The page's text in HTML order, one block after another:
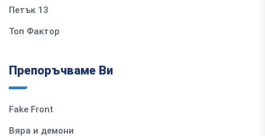
Петък 13
Топ Фактор
Препоръчваме Ви
Fake Front
Вяра и демони